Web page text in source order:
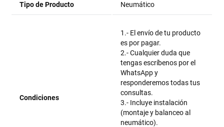
Tipo de Producto Neumático
Condiciones
1.- El envío de tu producto
es por pagar.
2.- Cualquier duda que
tengas escríbenos por el
WhatsApp y
responderemos todas tus
consultas.
3.- Incluye instalación
(montaje y balanceo al
neumático).